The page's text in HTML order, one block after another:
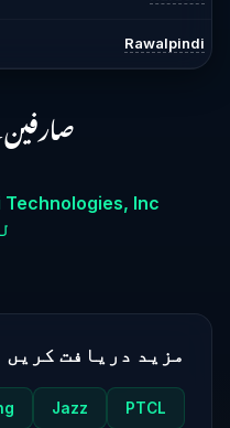
Rawalpindi
مزید دریافت کریں
PTCL
Jazz